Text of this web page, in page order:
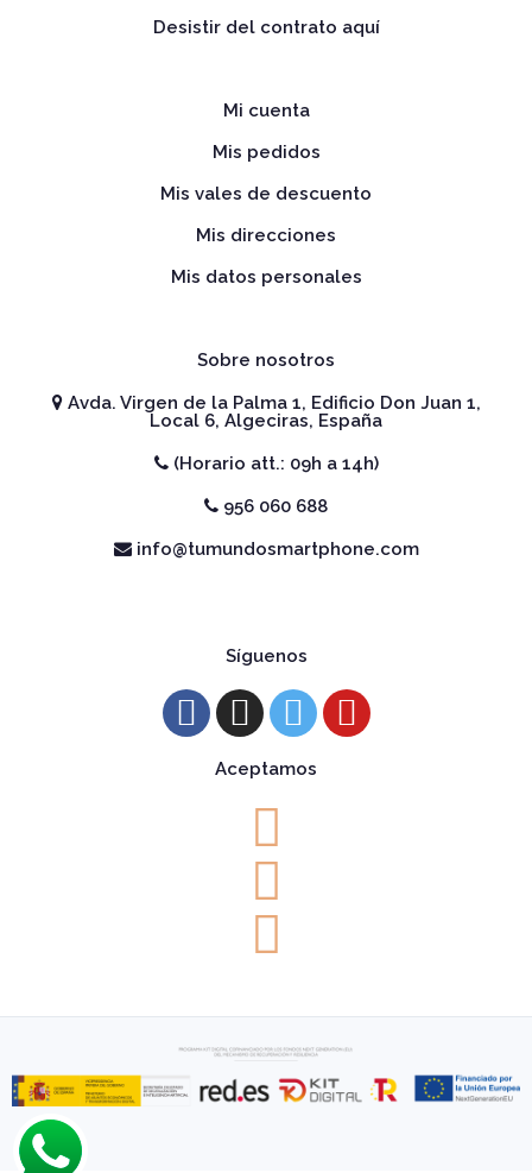
Desistir del contrato aquí
Mi cuenta
Mis pedidos
Mis vales de descuento
Mis direcciones
Mis datos personales
Sobre nosotros
Avda. Virgen de la Palma 1, Edificio Don Juan 1,
Local 6, Algeciras, España
(Horario att.: 09h a 14h)
956 060 688
info@tumundosmartphone.com
Síguenos
Aceptamos